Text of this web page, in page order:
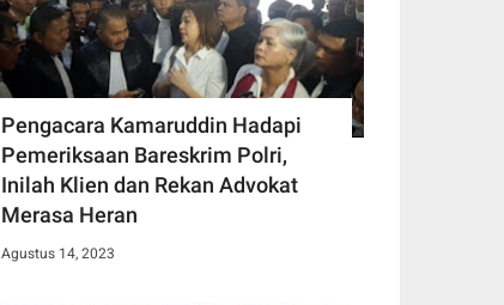
Pengacara Kamaruddin Hadapi
Pemeriksaan Bareskrim Polri,
Inilah Klien dan Rekan Advokat
Merasa Heran
Agustus 14, 2023